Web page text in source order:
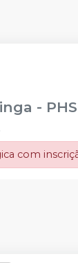
- PHS
com